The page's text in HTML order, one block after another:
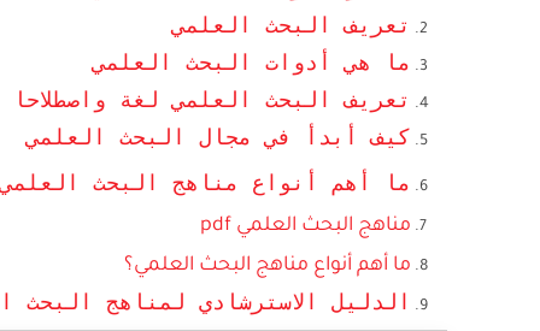
تعريف البحث العلمي
ما هي أدوات البحث العلمي
تعريف البحث العلمي لغة واصطلاحا
كيف أبدأ في مجال البحث العلمي
ما أهم أنواع مناهج البحث
مناهج البحث العلمي pdf
ما أهم أنواع مناهج البحث العلمي؟
الدليل الاسترشادي لمناهج البحث